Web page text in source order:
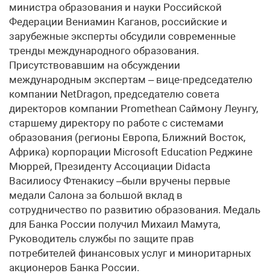
министра образования и науки Российской
Федерации Вениамин Каганов, российские и
зарубежные эксперты обсудили современные
тренды международного образования.
Присутствовавшим на обсуждении
международным экспертам – вице-председателю
компании NetDragon, председателю совета
директоров компании Promethean Саймону Леунгу,
старшему директору по работе с системами
образования (регионы Европа, Ближний Восток,
Африка) корпорации Microsoft Education Реджине
Мюррей, Президенту Ассоциации Didacta
Василиосу Фтенакису –были вручены первые
медали Салона за большой вклад в
сотрудничество по развитию образования. Медаль
для Банка России получил Михаил Мамута,
Руководитель службы по защите прав
потребителей финансовых услуг и миноритарных
акционеров Банка России.